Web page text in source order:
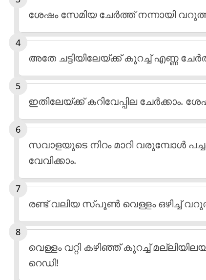
ശേഷം സേമിയ ചേർത്ത് നന്നായി വറുത്ത്
അതേ ചട്ടിയിലേയ്ക്ക് കുറച്ച് എണ്ണ
ഇതിലേയ്ക്ക് കറിവേപ്പില ചേർക്കാം.
സവാളയുടെ നിറം മാറി വരുമ്പോൾ
വേവിക്കാം.
രണ്ട് വലിയ സ്പൂൺ വെള്ളം ഒഴിച്ച്
വെള്ളം വറ്റി കഴിഞ്ഞ് കുറച്ച്
റെഡി!